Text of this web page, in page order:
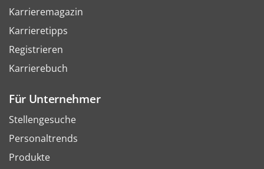
Karrieremagazin
Karrieretipps
Registrieren
Karrierebuch
Für Unternehmer
Stellengesuche
Personaltrends
Produkte